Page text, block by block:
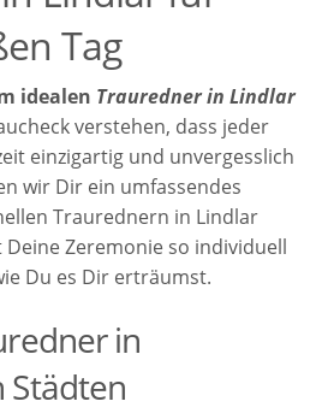
Tag
idealen Trauredner in Lindlar
verstehen, dass jeder
einzigartig und unvergesslich
wir Dir ein umfassendes
Traurednern in Lindlar
Zeremonie so individuell
Du es Dir erträumst.
in
Städten